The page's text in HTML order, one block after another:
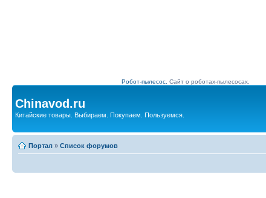
Робот-пылесос. Сайт о роботах-пылесосах.
Chinavod.ru
Китайские товары. Выбираем. Покупаем. Пользуемся.
Портал » Список форумов